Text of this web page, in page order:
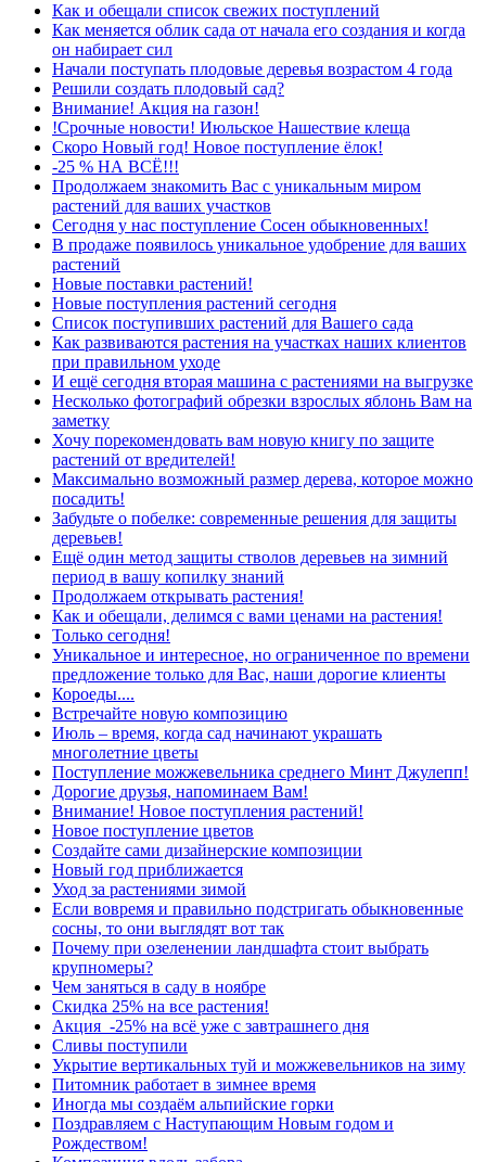
Как и обещали список свежих поступлений
Как меняется облик сада от начала его создания и когда
он набирает сил
Начали поступать плодовые деревья возрастом 4 года
Решили создать плодовый сад?
Внимание! Акция на газон!
!Срочные новости! Июльское Нашествие клеща
Скоро Новый год! Новое поступление ёлок!
-25 % НА ВСЁ!!!
Продолжаем знакомить Вас с уникальным миром
растений для ваших участков
Сегодня у нас поступление Сосен обыкновенных!
В продаже появилось уникальное удобрение для ваших
растений
Новые поставки растений!
Новые поступления растений сегодня
Список поступивших растений для Вашего сада
Как развиваются растения на участках наших клиентов
при правильном уходе
И ещё сегодня вторая машина с растениями на выгрузке
Несколько фотографий обрезки взрослых яблонь Вам на
заметку
Хочу порекомендовать вам новую книгу по защите
растений от вредителей!
Максимально возможный размер дерева, которое можно
посадить!
Забудьте о побелке: современные решения для защиты
деревьев!
Ещё один метод защиты стволов деревьев на зимний
период в вашу копилку знаний
Продолжаем открывать растения!
Как и обещали, делимся с вами ценами на растения!
Только сегодня!
Уникальное и интересное, но ограниченное по времени
предложение только для Вас, наши дорогие клиенты
Короеды....
Встречайте новую композицию
Июль – время, когда сад начинают украшать
многолетние цветы
Поступление можжевельника среднего Минт Джулепп!
Дорогие друзья, напоминаем Вам!
Внимание! Новое поступления растений!
Новое поступление цветов
Создайте сами дизайнерские композиции
Новый год приближается
Уход за растениями зимой
Если вовремя и правильно подстригать обыкновенные
сосны, то они выглядят вот так
Почему при озеленении ландшафта стоит выбрать
крупномеры?
Чем заняться в саду в ноябре
Скидка 25% на все растения!
Акция -25% на всё уже с завтрашнего дня
Сливы поступили
Укрытие вертикальных туй и можжевельников на зиму
Питомник работает в зимнее время
Иногда мы создаём альпийские горки
Поздравляем с Наступающим Новым годом и
Рождеством!